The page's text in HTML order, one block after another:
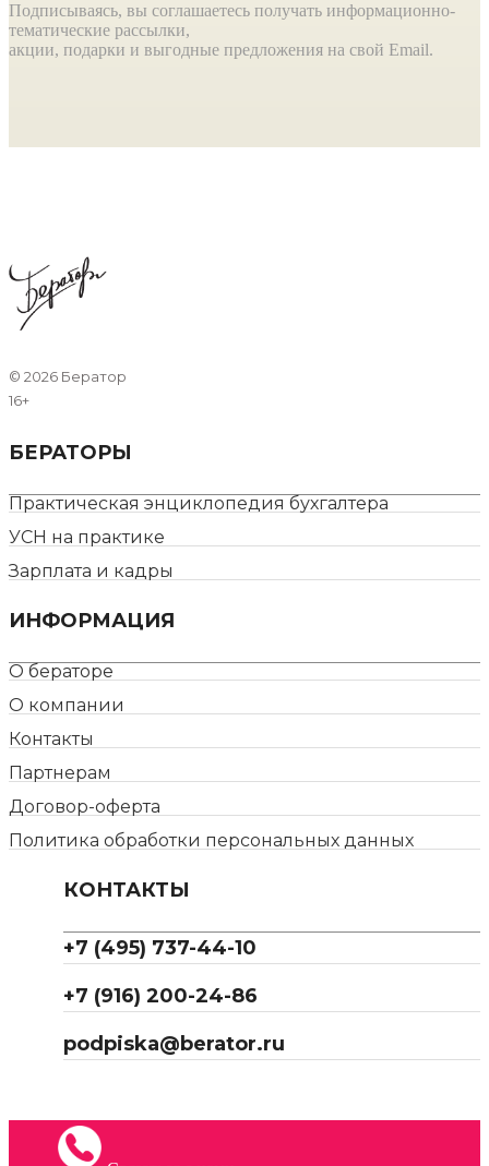
Подписываясь, вы соглашаетесь получать информационно-
тематические рассылки,
акции, подарки и выгодные предложения на свой Email.
© 2026 Бератор
16+
БЕРАТОРЫ
Практическая энциклопедия бухгалтера
УСН на практике
Зарплата и кадры
ИНФОРМАЦИЯ
О бераторе
О компании
Контакты
Партнерам
Договор-оферта
Политика обработки персональных данных
КОНТАКТЫ
+7 (495) 737-44-10
+7 (916) 200-24-86
podpiska@berator.ru